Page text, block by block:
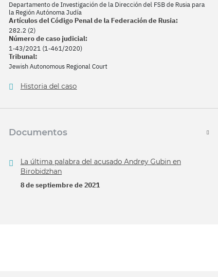
Departamento de Investigación de la Dirección del FSB de Rusia para
la Región Autónoma Judía
Artículos del Código Penal de la Federación de Rusia:
282.2 (2)
Número de caso judicial:
1-43/2021 (1-461/2020)
Tribunal:
Jewish Autonomous Regional Court
Historia del caso
Documentos
La última palabra del acusado Andrey Gubin en
Birobidzhan
8 de septiembre de 2021